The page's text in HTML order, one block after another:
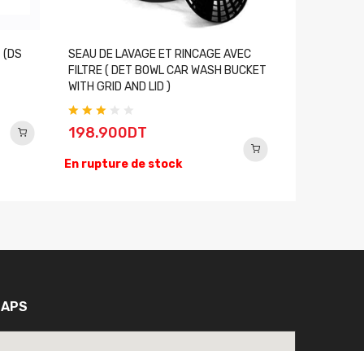
(DS
SEAU DE LAVAGE ET RINCAGE AVEC
FILTRE ( DET BOWL CAR WASH BUCKET
WITH GRID AND LID )
198.900DT
En rupture de stock